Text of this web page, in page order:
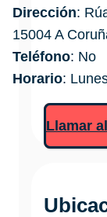
Dirección:
15004 A
Teléfono: No
Horario:
Llamar